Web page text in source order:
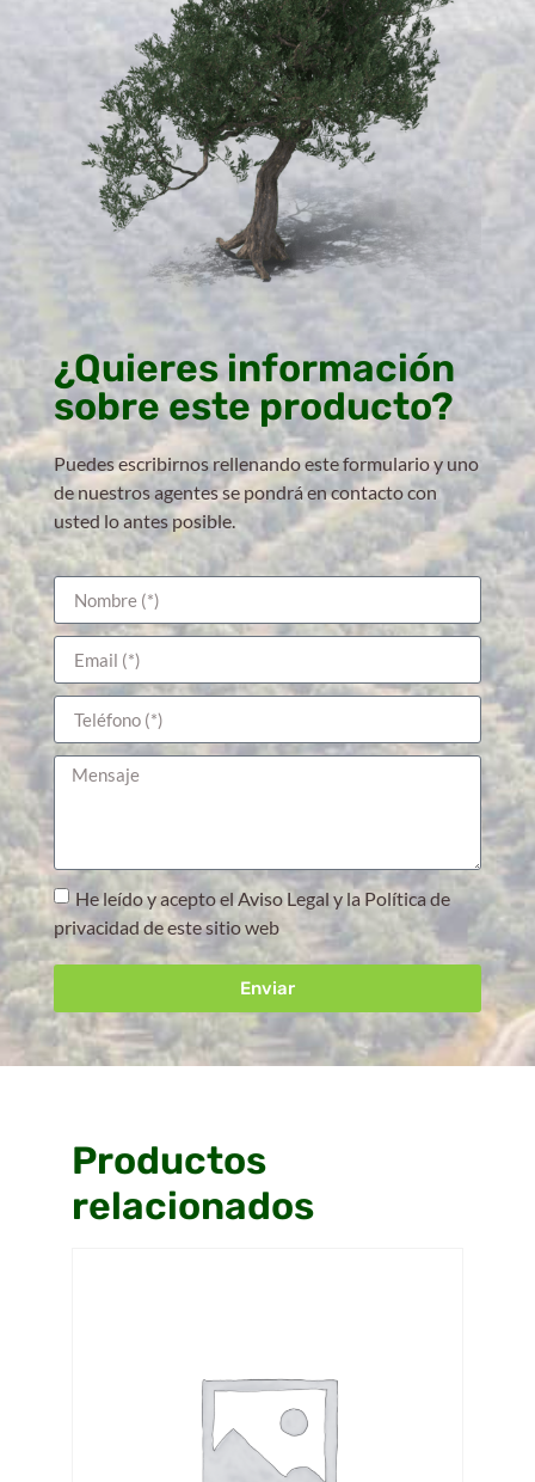
¿Quieres información
sobre este producto?
Puedes escribirnos rellenando este formulario y uno
de nuestros agentes se pondrá en contacto con
usted lo antes posible.
He leído y acepto el Aviso Legal y la Política de
privacidad de este sitio web
Enviar
Productos
relacionados